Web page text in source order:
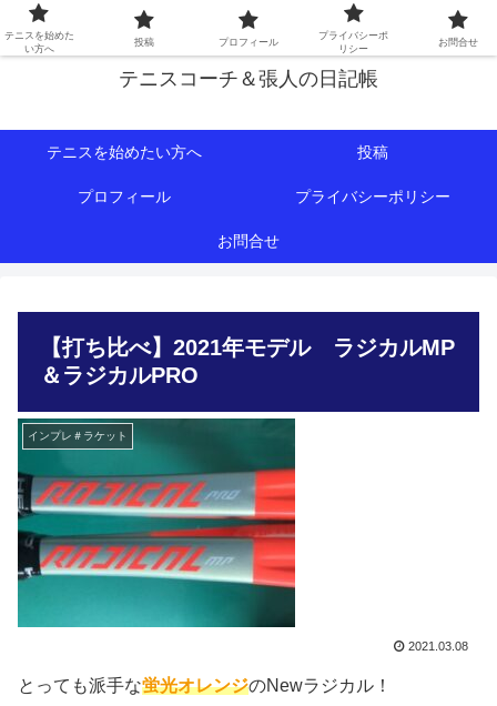
初心者∼中級者向けの情報を中心にテニスライフをサポート！
テニスコーチ＆張人の日記帳
テニスを始めたい方へ 投稿
プロフィール プライバシーポリシー
お問合せ
【打ち比べ】2021年モデル ラジカルMP
＆ラジカルPRO
インプレ＃ラケット
2021.03.08
とっても派手な蛍光オレンジのNewラジカル！
テニスを始めた
い方へ
投稿 プロフィール
プライバシーポ
リシー
お問合せ